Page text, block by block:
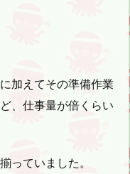
加えてその準備作業
、仕事量が倍くらい
っていました。